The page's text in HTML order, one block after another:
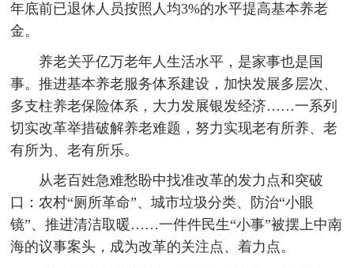
年底前已退休人员按照人均3%的水平提高基本养老
金。
养老关乎亿万老年人生活水平，是家事也是国
事。推进基本养老服务体系建设，加快发展多层次、
多支柱养老保险体系，大力发展银发经济……一系列
切实改革举措破解养老难题，努力实现老有所养、老
有所为、老有所乐。
从老百姓急难愁盼中找准改革的发力点和突破
口：农村“厕所革命”、城市垃圾分类、防治“小眼
镜”、推进清洁取暖……一件件民生“小事”被摆上中南
海的议事案头，成为改革的关注点、着力点。